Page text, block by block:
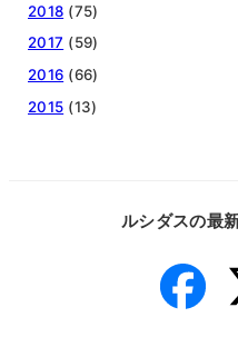
2018 (75)
2017 (59)
2016 (66)
2015 (13)
ルシダスの最